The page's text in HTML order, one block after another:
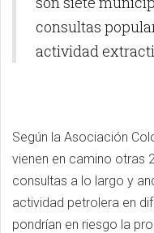
consultas
actividad
Según la Asociación
vienen en camino otras
consultas a lo largo y
actividad petrolera en
pondrían en riesgo la